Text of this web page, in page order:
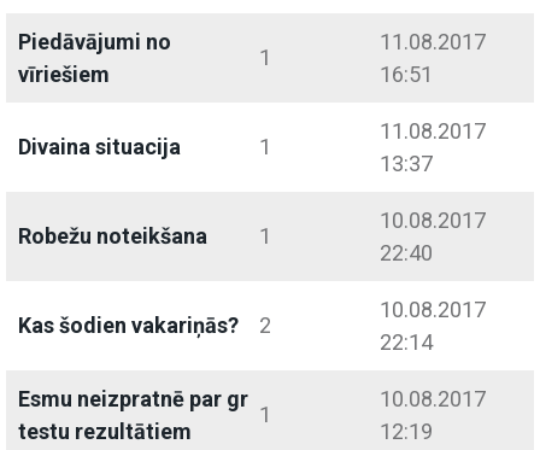
Piedāvājumi no
vīriešiem
1
11.08.2017
16:51
Divaina situacija 1
11.08.2017
13:37
Robežu noteikšana 1
10.08.2017
22:40
Kas šodien vakariņās? 2
10.08.2017
22:14
Esmu neizpratnē par gr
testu rezultātiem
1
10.08.2017
12:19